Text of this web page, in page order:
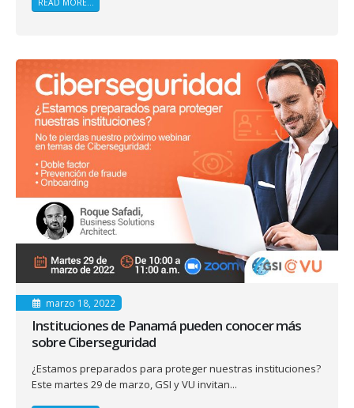
READ MORE...
marzo 18, 2022
Instituciones de Panamá pueden conocer más
sobre Ciberseguridad
¿Estamos preparados para proteger nuestras instituciones?
Este martes 29 de marzo, GSI y VU invitan...